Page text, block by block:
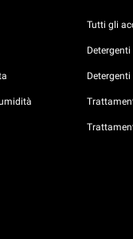
Tutti gli